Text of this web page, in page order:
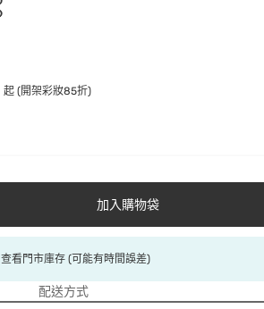
起 (開架彩妝85折)
加入購物袋
查看門市庫存 (可能有時間誤差)
配送方式